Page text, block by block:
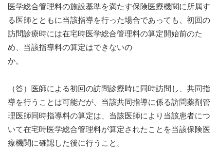
医学総合管理料の施設基準を満たす保険医療機関に所属す
る医師とともに当該指導を行った場合であっても、初回の
訪問診療時には在宅時医学総合管理料の算定開始前のた
め、当該指導料の算定はできないの
か。
（答）医師による初回の訪問診療時に同時訪問し、共同指
導を行うことは可能だが、当該共同指導に係る訪問薬剤管
理医師同時指導料の算定は、当該医師により当該患者につ
いて在宅時医学総合管理料が算定されたことを当該保険医
療機関に確認した後に行うこと。